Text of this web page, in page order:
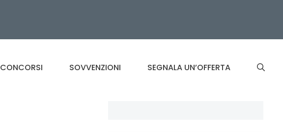
CONCORSI SOVVENZIONI SEGNALA UN’OFFERTA